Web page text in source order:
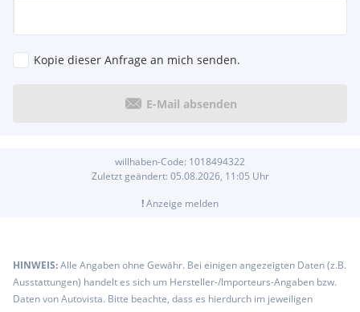
Kopie dieser Anfrage an mich senden.
E-Mail absenden
willhaben-Code: 1018494322
Zuletzt geändert: 05.08.2026, 11:05 Uhr
!Anzeige melden
HINWEIS:Alle Angaben ohne Gewähr. Bei einigen angezeigten Daten (z.B.
Ausstattungen) handelt es sich um Hersteller-/Importeurs-Angaben bzw.
Daten von Autovista. Bitte beachte, dass es hierdurch im jeweiligen